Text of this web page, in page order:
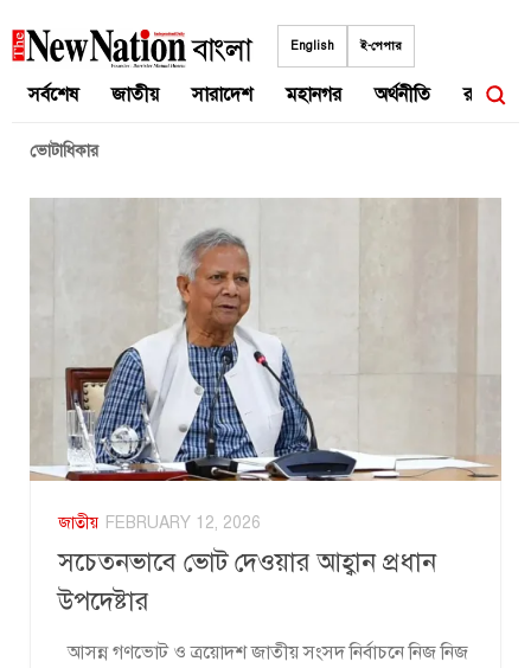
to
English ই-পেপার
সর্বশেষ জাতীয় সারাদেশ মহানগর অর্থনীতি রাজনীতি
ভোটাধিকার
জাতীয় FEBRUARY 12, 2026
সচেতনভাবে ভোট দেওয়ার আহ্বান প্রধান
উপদেষ্টার
আসন্ন গণভোট ও ত্রয়োদশ জাতীয় সংসদ নির্বাচনে নিজ নিজ